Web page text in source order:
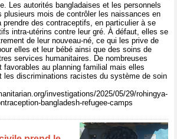
Les autorités bangladaises et les personnels
plusieurs mois de contrôler les naissances en
des contraceptifs, en particulier à se
intra-utérins contre leur gré. À défaut, elles se
de leur nouveau-né, ce qui les prive de
elles et leur bébé ainsi que des soins de
services humanitaires. De nombreuses
favorables au planning familial mais elles
les discriminations racistes du système de soin
investigations/2025/05/29/rohingya-
bangladesh-refugee-camps